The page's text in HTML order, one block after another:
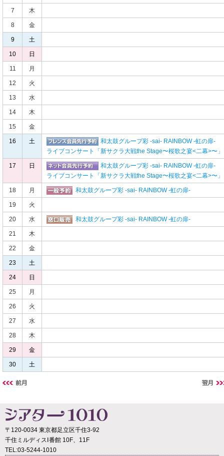
7 木
8 金
9 土
10 日
11 月
12 火
13 水
14 木
15 金
16 土
和太鼓グループ彩 -sai- RAINBOW -虹の扉-
ライブコンサート「新サクラ大戦the Stage〜桜歌之宴<二幕>〜」
17 日
和太鼓グループ彩 -sai- RAINBOW -虹の扉-
ライブコンサート「新サクラ大戦the Stage〜桜歌之宴<二幕>〜」
18 月 和太鼓グループ彩 -sai- RAINBOW -虹の扉-
19 火
20 水 和太鼓グループ彩 -sai- RAINBOW -虹の扉-
21 木
22 金
23 土
24 日
25 月
26 火
27 水
28 木
29 金
30 土
〒120-0034 東京都足立区千住3-92
千住ミルディスⅠ番館 10F、11F
TEL:03-5244-1010